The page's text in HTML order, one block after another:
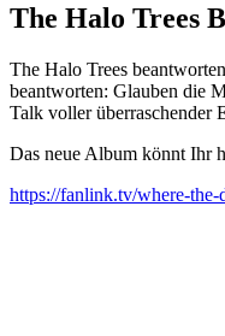
The Halo Trees
The Halo Trees
beantworten: Glauben die
Talk voller überraschender
Das neue Album könnt Ihr
https://fanlink.tv/where-the-